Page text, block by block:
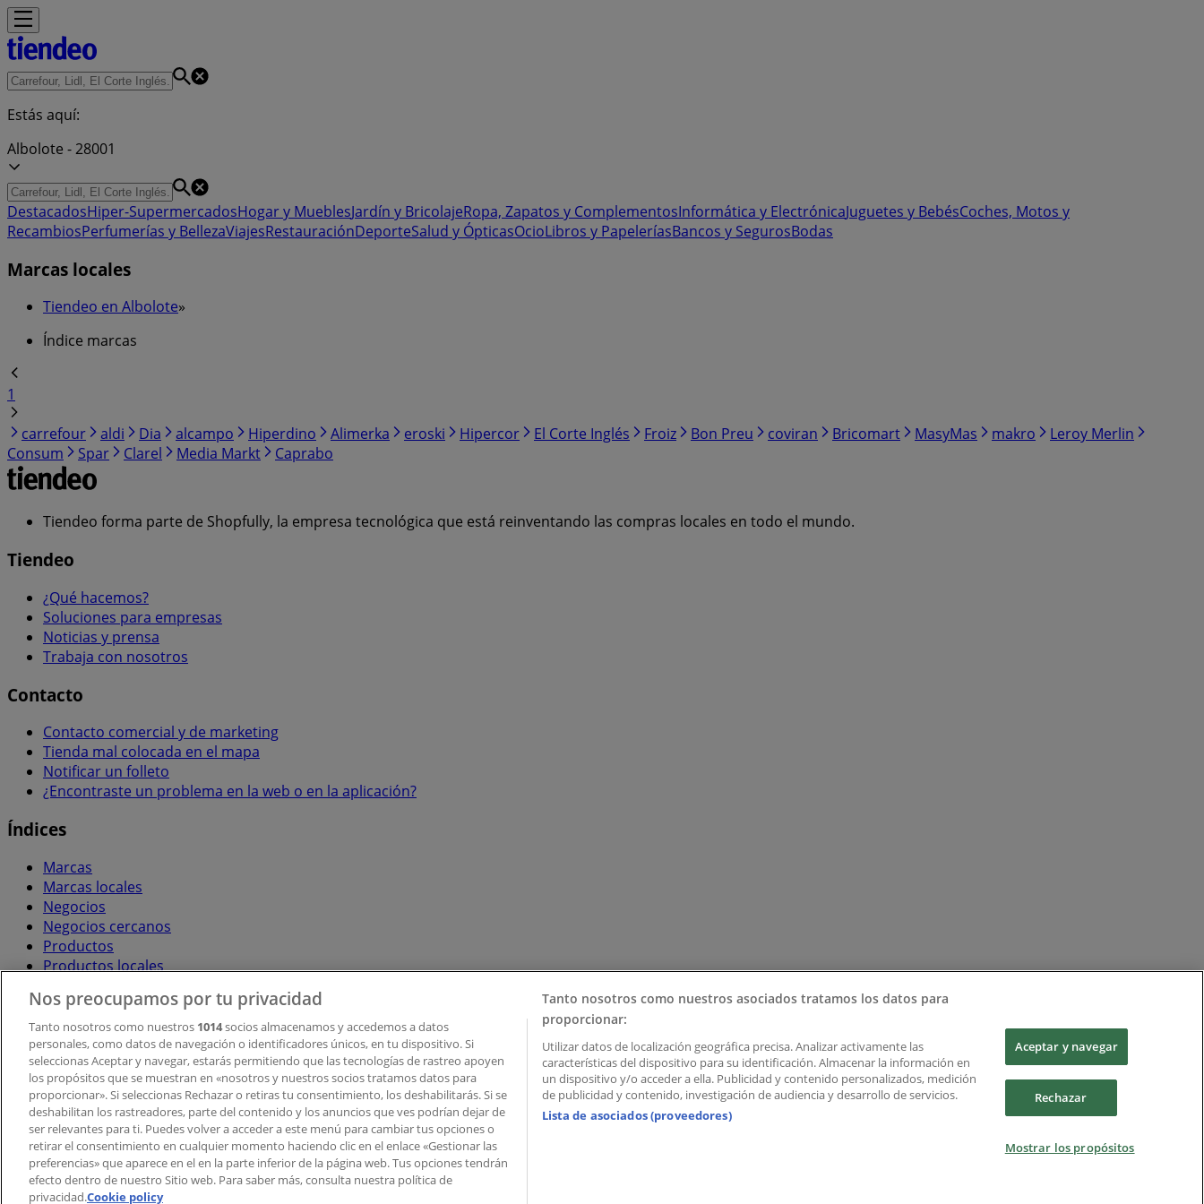
Estás aquí:
Albolote - 28001
DestacadosHiper-SupermercadosHogar y MueblesJardín y BricolajeRopa, Zapatos y ComplementosInformática y ElectrónicaJuguetes y BebésCoches, Motos y
RecambiosPerfumerías y BellezaViajesRestauraciónDeporteSalud y ÓpticasOcioLibros y PapeleríasBancos y SegurosBodas
Marcas locales
Tiendeo en Albolote»
Índice marcas
1
carrefour
aldi Dia alcampo Hiperdino Alimerka eroski Hipercor El Corte Inglés Froiz Bon Preu coviran Bricomart MasyMas makro
Leroy Merlin
Consum
Spar Clarel Media Markt Caprabo
Tiendeo forma parte de Shopfully, la empresa tecnológica que está reinventando las compras locales en todo el mundo.
Tiendeo
¿Qué hacemos?
Soluciones para empresas
Noticias y prensa
Trabaja con nosotros
Contacto
Contacto comercial y de marketing
Tienda mal colocada en el mapa
Notificar un folleto
¿Encontraste un problema en la web o en la aplicación?
Índices
Marcas
Marcas locales
Negocios
Negocios cercanos
Productos
Productos locales
Descargar la APP Tiendeo
Copyright © Tiendeo ® 2026 · Shopfully Marketing S.L.U. – Palau de Mar – 08039 Barcelona, Spain
Términos y condicionesPolítica de privacidad
Nos preocupamos por tu privacidad
Tanto nosotros como nuestros 1014socios almacenamos y accedemos a datos
personales, como datos de navegación o identificadores únicos, en tu dispositivo. Si
seleccionas Aceptar y navegar, estarás permitiendo que las tecnologías de rastreo apoyen
los propósitos que se muestran en «nosotros y nuestros socios tratamos datos para
proporcionar». Si seleccionas Rechazar o retiras tu consentimiento, los deshabilitarás. Si se
deshabilitan los rastreadores, parte del contenido y los anuncios que ves podrían dejar de
ser relevantes para ti. Puedes volver a acceder a este menú para cambiar tus opciones o
retirar el consentimiento en cualquier momento haciendo clic en el enlace «Gestionar las
preferencias» que aparece en el en la parte inferior de la página web. Tus opciones tendrán
efecto dentro de nuestro Sitio web. Para saber más, consulta nuestra política de
privacidad.Cookie policy
Tanto nosotros como nuestros asociados tratamos los datos para
proporcionar:
Utilizar datos de localización geográfica precisa. Analizar activamente las
características del dispositivo para su identificación. Almacenar la información en
un dispositivo y/o acceder a ella. Publicidad y contenido personalizados, medición
de publicidad y contenido, investigación de audiencia y desarrollo de servicios.
Lista de asociados (proveedores)
Aceptar y navegar
Rechazar
Mostrar los propósitos